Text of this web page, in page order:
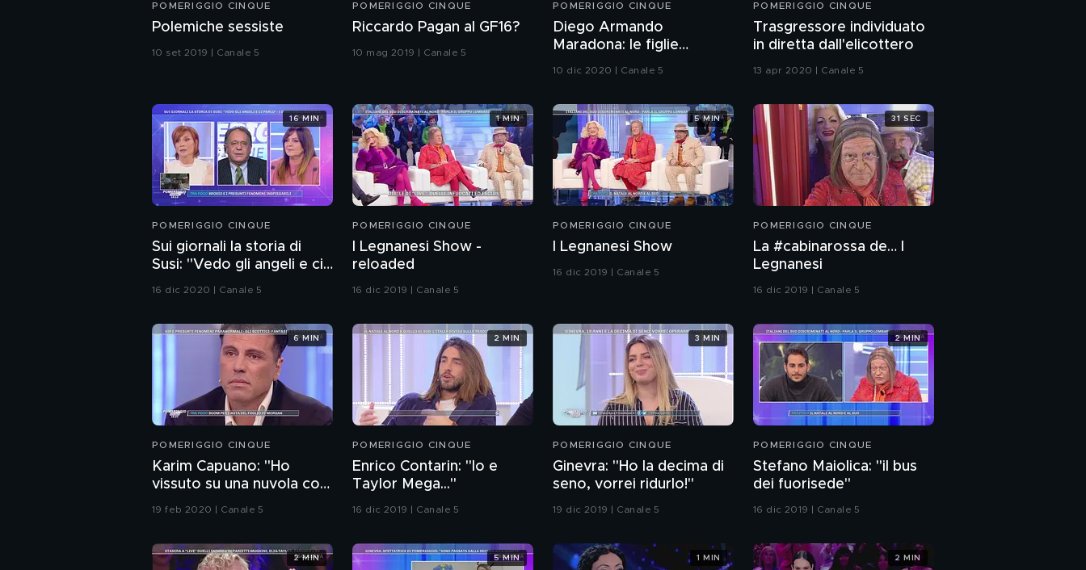
POMERIGGIO CINQUE
Polemiche sessiste
10 set 2019 | Canale 5
POMERIGGIO CINQUE
Riccardo Pagan al GF16?
10 mag 2019 | Canale 5
POMERIGGIO CINQUE
Diego Armando
Maradona: le figlie
firmarono le dimissioni
10 dic 2020 | Canale 5
POMERIGGIO CINQUE
Trasgressore individuato
in diretta dall'elicottero
13 apr 2020 | Canale 5
POMERIGGIO CINQUE
Sui giornali la storia di
Susi: ''Vedo gli angeli e ci
16 dic 2020 | Canale 5
16 MIN
POMERIGGIO CINQUE
I Legnanesi Show -
reloaded
16 dic 2019 | Canale 5
1 MIN
POMERIGGIO CINQUE
I Legnanesi Show
16 dic 2019 | Canale 5
5 MIN
POMERIGGIO CINQUE
La #cabinarossa de… I
Legnanesi
16 dic 2019 | Canale 5
31 SEC
POMERIGGIO CINQUE
Karim Capuano: "Ho
vissuto su una nuvola con
19 feb 2020 | Canale 5
6 MIN
POMERIGGIO CINQUE
Enrico Contarin: "Io e
Taylor Mega..."
16 dic 2019 | Canale 5
2 MIN
POMERIGGIO CINQUE
Ginevra: "Ho la decima di
seno, vorrei ridurlo!"
19 dic 2019 | Canale 5
3 MIN
POMERIGGIO CINQUE
Stefano Maiolica: "il bus
dei fuorisede"
16 dic 2019 | Canale 5
2 MIN
2 MIN 5 MIN 1 MIN 2 MIN